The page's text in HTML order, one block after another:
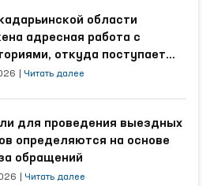
области
адресная работа с
откуда поступает
количество обращений
Читать далее
для проведения выездных
определяются на основе
обращений
Читать далее